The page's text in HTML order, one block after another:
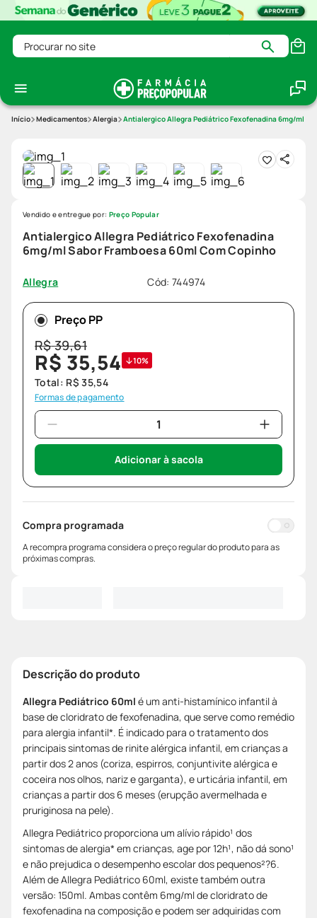
Procurar no site
Medicamentos Alergia Antialergico Allegra Pediátrico Fexofenadina 6mg/ml
Antialergico Allegra Pediátrico Fexofenadina
6mg/ml Sabor Framboesa 60ml Com Copinho
Allegra Cód: 744974
Vendido e entregue por: Preço Popular
Preço PP
R$39,61
R$ 35,54 10%
Total: R$ 35,54
Formas de pagamento
Adicionar à sacola
Compra programada
A recompra programa considera o preço regular do produto para as
próximas compras.
Descrição do produto
Allegra Pediátrico 60ml é um anti-histamínico infantil à
base de cloridrato de fexofenadina, que serve como remédio
para alergia infantil*. É indicado para o tratamento dos
principais sintomas de rinite alérgica infantil, em crianças a
partir dos 2 anos (coriza, espirros, conjuntivite alérgica e
coceira nos olhos, nariz e garganta), e urticária infantil, em
crianças a partir dos 6 meses (erupção avermelhada e
pruriginosa na pele).
Allegra Pediátrico proporciona um alívio rápido¹ dos
sintomas de alergia* em crianças, age por 12h¹, não dá sono¹
e não prejudica o desempenho escolar dos pequenos²?6.
Além de Allegra Pediátrico 60ml, existe também outra
versão: 150ml. Ambas contêm 6mg/ml de cloridrato de
fexofenadina na composição e podem ser adquiridas com